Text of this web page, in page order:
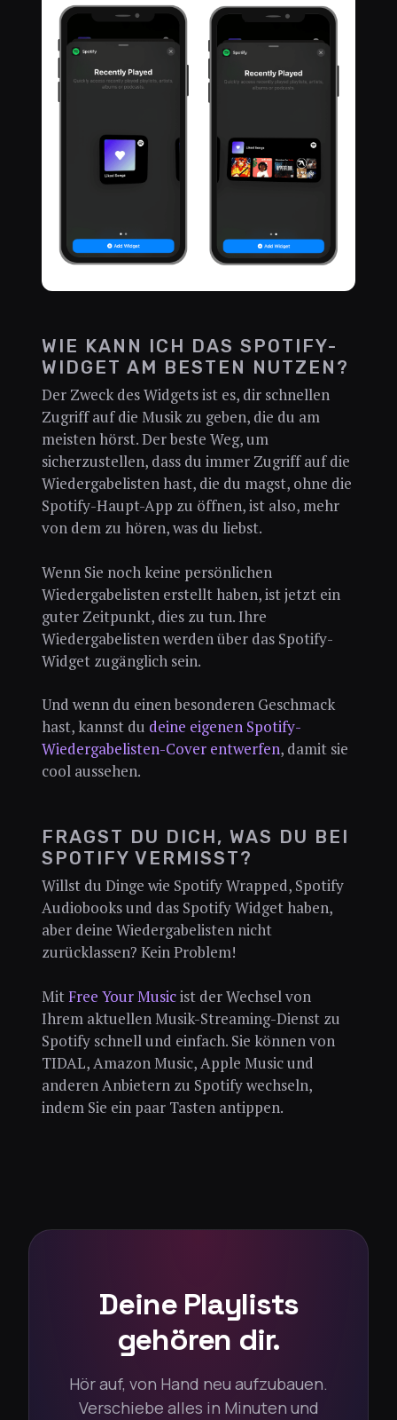
WIE KANN ICH DAS SPOTIFY-
WIDGET AM BESTEN NUTZEN?
Der Zweck des Widgets ist es, dir schnellen
Zugriff auf die Musik zu geben, die du am
meisten hörst. Der beste Weg, um
sicherzustellen, dass du immer Zugriff auf die
Wiedergabelisten hast, die du magst, ohne die
Spotify-Haupt-App zu öffnen, ist also, mehr
von dem zu hören, was du liebst.
Wenn Sie noch keine persönlichen
Wiedergabelisten erstellt haben, ist jetzt ein
guter Zeitpunkt, dies zu tun. Ihre
Wiedergabelisten werden über das Spotify-
Widget zugänglich sein.
Und wenn du einen besonderen Geschmack
hast, kannst du deine eigenen Spotify-
Wiedergabelisten-Cover entwerfen, damit sie
cool aussehen.
FRAGST DU DICH, WAS DU BEI
SPOTIFY VERMISST?
Willst du Dinge wie Spotify Wrapped, Spotify
Audiobooks und das Spotify Widget haben,
aber deine Wiedergabelisten nicht
zurücklassen? Kein Problem!
MitFree Your Musicist der Wechsel von
Ihrem aktuellen Musik-Streaming-Dienst zu
Spotify schnell und einfach. Sie können von
TIDAL, Amazon Music, Apple Music und
anderen Anbietern zu Spotify wechseln,
indem Sie ein paar Tasten antippen.
Deine Playlists
gehören dir.
Hör auf, von Hand neu aufzubauen.
Verschiebe alles in Minuten und